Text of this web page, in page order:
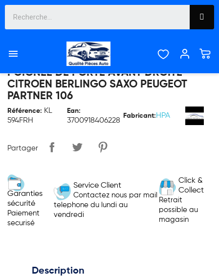

POIGNÉE DE PORTE AVANT DROITE -
CITROEN BERLINGO SAXO PEUGEOT
PARTNER 106
Référence: KL
594FRH
Ean:
3700918406228
Fabricant: HPA
Partager
Garanties
sécurité
Paiement
securisé
Service Client
Contactez nous par mail
telephone du lundi au
vendredi
Click &
Collect
Retrait
possible au
magasin
Description